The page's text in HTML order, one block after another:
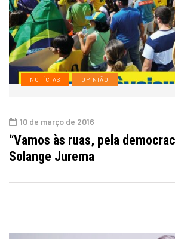
NOTÍCIAS OPINIÃO
10 de março de 2016
“Vamos às ruas, pela
Solange Jurema